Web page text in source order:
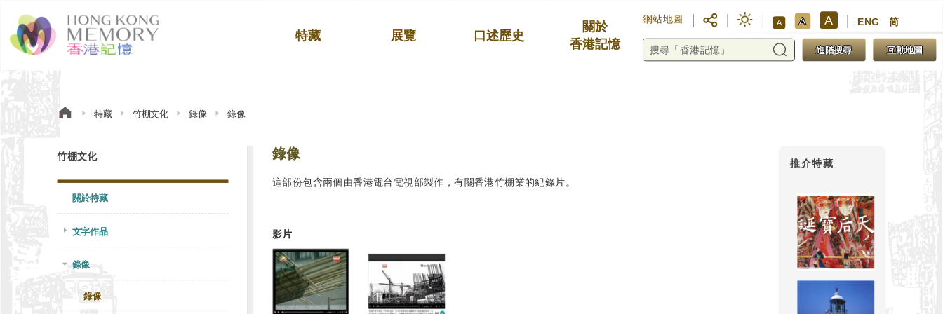
特藏 展覽 口述歷史
關於
香港記憶
網站地圖 A A A ENG 简
進階搜尋 互動地圖
特藏 竹棚文化 錄像 錄像
竹棚文化
關於特藏
文字作品
錄像
錄像
錄像
這部份包含兩個由香港電台電視部製作，有關香港竹棚業的紀錄片。
影片
推介特藏